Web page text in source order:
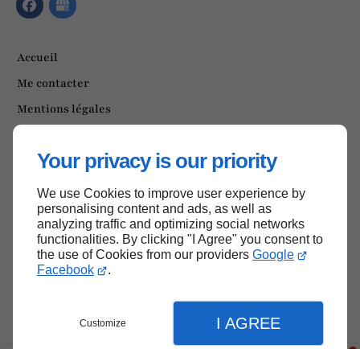
Your privacy is our priority
We use Cookies to improve user experience by
personalising content and ads, as well as
analyzing traffic and optimizing social networks
functionalities. By clicking "I Agree" you consent to
the use of Cookies from our providers Google
Facebook
.
Customize I AGREE
Accueil
Me contacter
Mentions légales
Haut de page